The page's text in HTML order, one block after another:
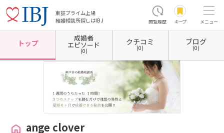
東証プライム上場
結婚相談所探しはIBJ
閲覧履歴 キープ メニュー
ホーム 兵庫県の結婚相談所 兵庫県明石市 ange clover
トップ
成婚者
エピソード
(0)
クチコミ
(0)
ブログ
(0)
ange clover